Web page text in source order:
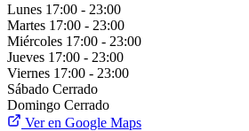
Lunes 17:00 - 23:00
Martes 17:00 - 23:00
Miércoles 17:00 - 23:00
Jueves 17:00 - 23:00
Viernes 17:00 - 23:00
Sábado Cerrado
Domingo Cerrado
Ver en Google Maps